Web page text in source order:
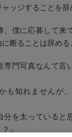
ッジすることを辞
、僕に応募して来
断ることは辞める
専門写真なんて言
も知れませんが
分を太っていると
」